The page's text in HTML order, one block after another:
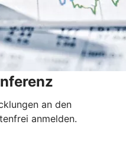
an den
anmelden.